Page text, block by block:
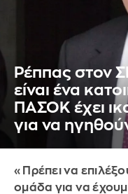
Ρέππας στον
είναι ένα
ΠΑΣΟΚ έχει
για να
«Πρέπει να
ομάδα για να